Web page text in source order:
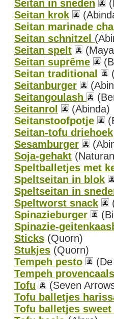
Seitan in sneden
Seitan krok
Seitan marinade
Seitan schnitzel
Seitan spelt
Seitan suprême
Seitan traditional
Seitanburger
Seitangoulash
Seitanrol
(Abinda)
Seitanstoofpotje
Seitan-tofu driehoek
Sesamburger
Soja-gehakt
Speltballetjes met
Speltseitan in blok
Speltseitan in
Speltworst snack
Spinazieburger
Spinazie-
Sticks (Quorn)
Stukjes (Quorn)
Tempeh pesto
Tempeh provencaals
Tofu
(Seven
Tofu balletjes
Tofu balletjes